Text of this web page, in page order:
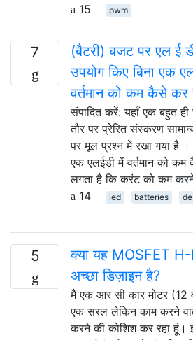
15
pwm
7
(बैटरी) बजट पर एल ई
उपयोग किए बिना एक
वर्तमान को कम कैसे कर
संपादित करें: यहाँ एक बहुत
तौर पर प्रेरित संस्करण
पर मूल प्रश्न में रखा गया है ।
एक एलईडी में वर्तमान को
लगता है कि करंट को कम
14
led batteries
5
क्या यह MOSFET
अच्छा डिज़ाइन है?
मैं एक आर सी कार मोटर
एक सरल लेकिन काम करने
करने की कोशिश कर रहा